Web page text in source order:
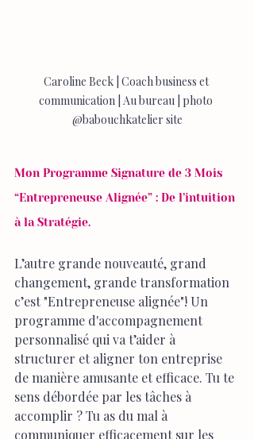
Caroline Beck | Coach business et
communication | Au bureau | photo
@babouchkatelier site
Mon Programme Signature de 3 Mois
“Entrepreneuse Alignée” : De l’intuition
à la Stratégie.
L’autre grande nouveauté, grand
changement, grande transformation
c’est "Entrepreneuse alignée"! Un
programme d'accompagnement
personnalisé qui va t’aider à
structurer et aligner ton entreprise
de manière amusante et efficace. Tu te
sens débordée par les tâches à
accomplir ? Tu as du mal à
communiquer efficacement sur les